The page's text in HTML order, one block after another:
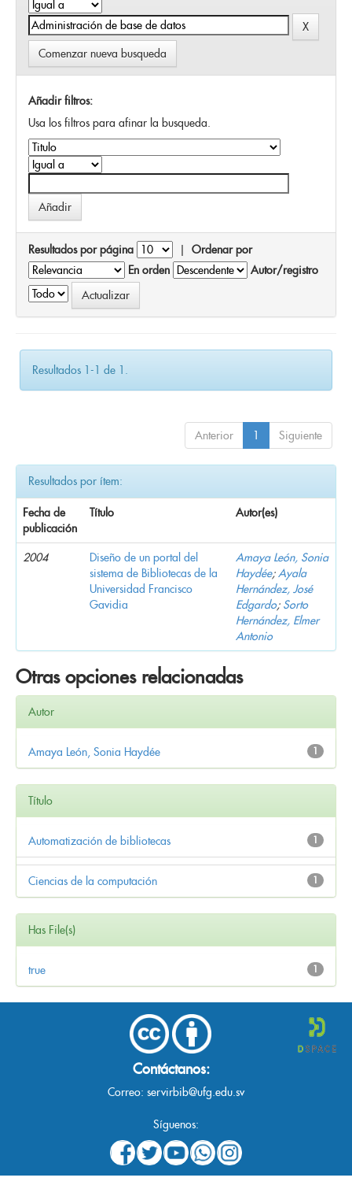
Comenzar nueva busqueda
Añadir filtros:
Usa los filtros para afinar la busqueda.
Resultados por página | Ordenar por
En orden
Autor/registro
Resultados 1-1 de 1.
Anterior 1 Siguiente
Resultados por ítem:
Fecha de
publicación
Título Autor(es)
2004
Diseño de un portal del
sistema de Bibliotecas de la
Universidad Francisco
Gavidia
Amaya León, Sonia
Haydée; Ayala
Hernández, José
Edgardo; Sorto
Hernández, Elmer
Antonio
Otras opciones relacionadas
Autor
1
Amaya León, Sonia Haydée
Título
1
Automatización de bibliotecas
1
Ciencias de la computación
Has File(s)
1
true
Contáctanos:
Correo: servirbib@ufg.edu.sv
Síguenos: